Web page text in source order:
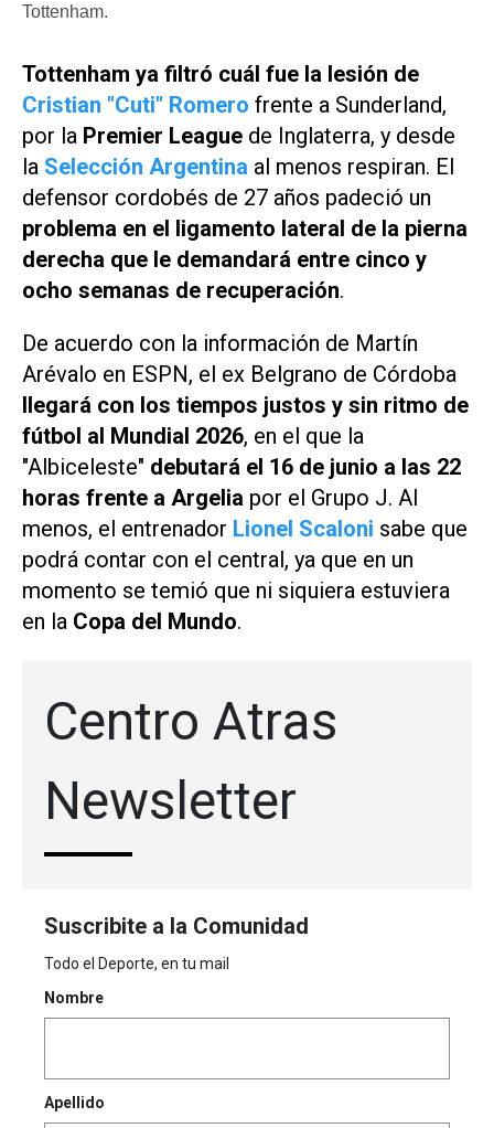
Tottenham.
Tottenham ya filtró cuál fue la lesión de
Cristian "Cuti" Romero frente a Sunderland,
por la Premier League de Inglaterra, y desde
la Selección Argentina al menos respiran. El
defensor cordobés de 27 años padeció un
problema en el ligamento lateral de la pierna
derecha que le demandará entre cinco y
ocho semanas de recuperación.
De acuerdo con la información de Martín
Arévalo en ESPN, el ex Belgrano de Córdoba
llegará con los tiempos justos y sin ritmo de
fútbol al Mundial 2026, en el que la
"Albiceleste" debutará el 16 de junio a las 22
horas frente a Argelia por el Grupo J. Al
menos, el entrenador Lionel Scaloni sabe que
podrá contar con el central, ya que en un
momento se temió que ni siquiera estuviera
en la Copa del Mundo.